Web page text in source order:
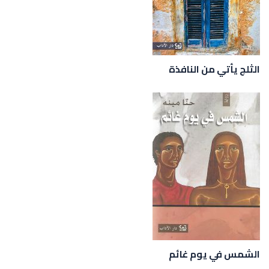
الثلج يأتي من النافذة
الشمس في يوم غائم